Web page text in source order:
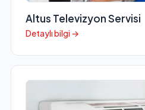
Altus Televizyon Servisi
Detaylı bilgi →